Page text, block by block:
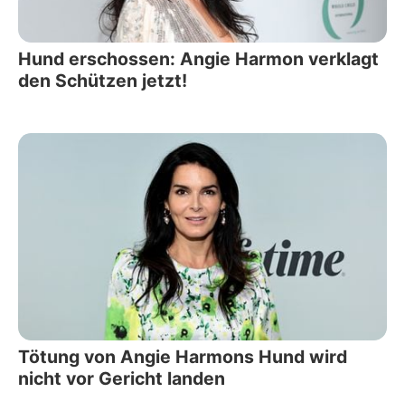
Hund erschossen: Angie Harmon verklagt
den Schützen jetzt!
Tötung von Angie Harmons Hund wird
nicht vor Gericht landen